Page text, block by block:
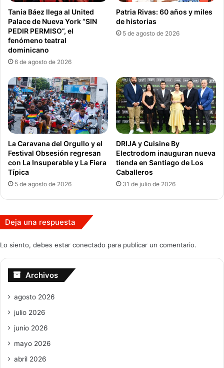
Tania Báez llega al United
Palace de Nueva York “SIN
PEDIR PERMISO”, el
fenómeno teatral
dominicano
6 de agosto de 2026
Patria Rivas: 60 años y miles
de historias
5 de agosto de 2026
La Caravana del Orgullo y el
Festival Obsesión regresan
con La Insuperable y La Fiera
Típica
5 de agosto de 2026
DRIJA y Cuisine By
Electrodom inauguran nueva
tienda en Santiago de Los
Caballeros
31 de julio de 2026
Deja una respuesta
Lo siento, debes estar conectado para publicar un comentario.
Archivos
agosto 2026
julio 2026
junio 2026
mayo 2026
abril 2026